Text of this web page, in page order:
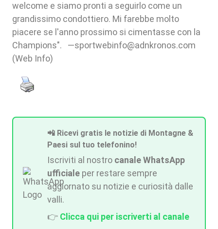
welcome e siamo pronti a seguirlo come un
grandissimo condottiero. Mi farebbe molto
piacere se l'anno prossimo si cimentasse con la
Champions". —sportwebinfo@adnkronos.com
(Web Info)
📲 Ricevi gratis le notizie di Montagne &
Paesi sul tuo telefonino!
Iscriviti al nostro canale WhatsApp
ufficiale per restare sempre
aggiornato su notizie e curiosità dalle
valli.
👉 Clicca qui per iscriverti al canale